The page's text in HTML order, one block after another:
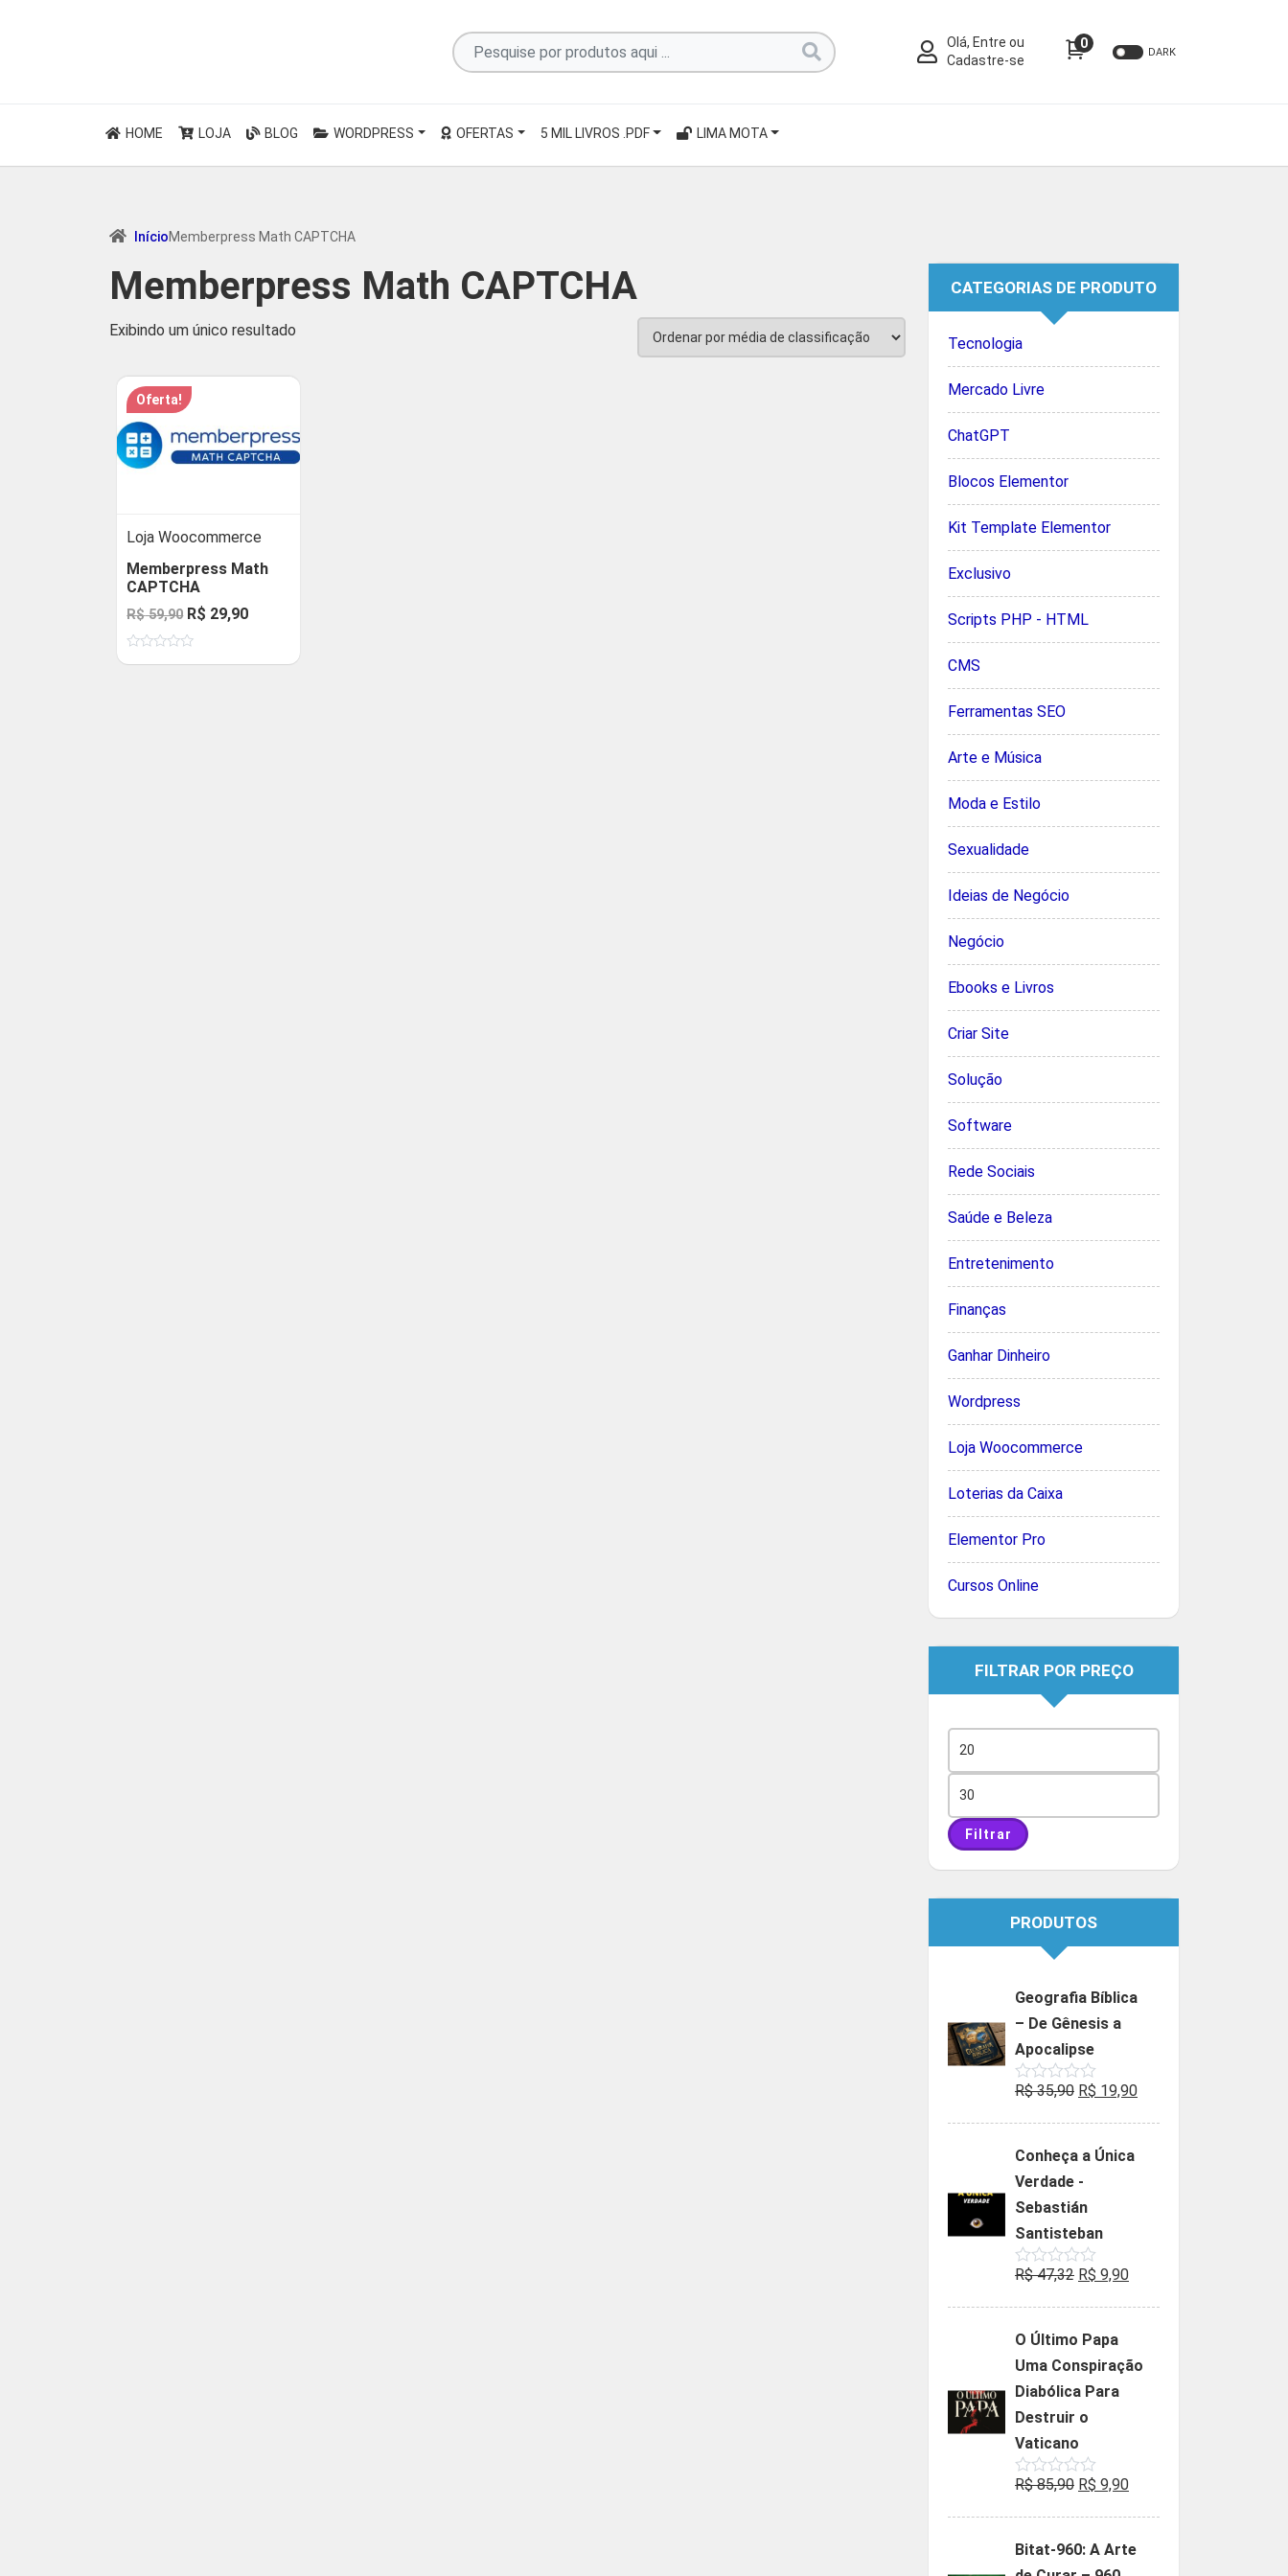
Pesquise
por
Olá, Entre ou
Cadastre-se
0
DARK
HOME LOJA BLOG WORDPRESS OFERTAS 5 MIL LIVROS .PDF LIMA MOTA
InícioMemberpress Math CAPTCHA
Memberpress Math CAPTCHA
Exibindo um único resultado
Oferta!
Loja Woocommerce
Memberpress Math
CAPTCHA
R$59,90 O
preço
original
R$ 29,90O
atual
CATEGORIAS DE PRODUTO
Tecnologia
Mercado Livre
ChatGPT
Blocos Elementor
Kit Template Elementor
Exclusivo
Scripts PHP - HTML
CMS
Ferramentas SEO
Arte e Música
Moda e Estilo
Sexualidade
Ideias de Negócio
Negócio
Ebooks e Livros
Criar Site
Solução
Software
Rede Sociais
Saúde e Beleza
Entretenimento
Finanças
Ganhar Dinheiro
Wordpress
Loja Woocommerce
Loterias da Caixa
Elementor Pro
Cursos Online
FILTRAR POR PREÇO
mínimo
máximo
Filtrar
PRODUTOS
Geografia Bíblica
– De Gênesis a
Apocalipse
Avaliação
de
R$35,90 O
era:
R$ 19,90O
Conheça a Única
Verdade -
Sebastián
Santisteban
Avaliação
de
R$47,32 O
era:
R$ 47,32.
R$ 9,90O
R$ 9,90.
O Último Papa
Uma Conspiração
Diabólica Para
Destruir o
Vaticano
Avaliação
de
R$85,90 O
era:
R$ 9,90O
é:
Bitat-960: A Arte